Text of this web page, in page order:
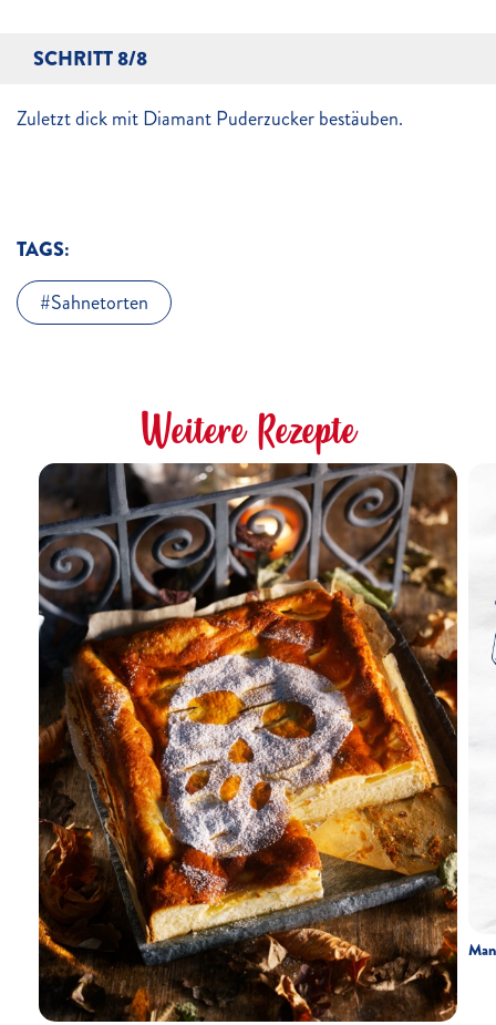
SCHRITT 8/8
Zuletzt dick mit Diamant Puderzucker bestäuben.
TAGS:
Sahnetorten
Weitere Rezepte